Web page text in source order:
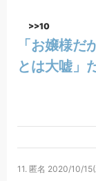
>>10
「お嬢様
とは大嘘」
11. 匿名 2020/10/